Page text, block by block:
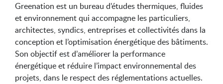
Greenation est un bureau d’études thermiques, fluides
et environnement qui accompagne les particuliers,
architectes, syndics, entreprises et collectivités dans la
conception et l’optimisation énergétique des bâtiments.
Son objectif est d’améliorer la performance
énergétique et réduire l’impact environnemental des
projets, dans le respect des réglementations actuelles.